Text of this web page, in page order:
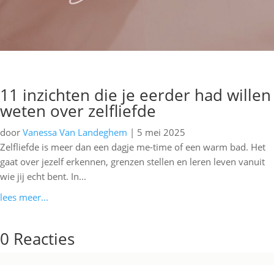
11 inzichten die je eerder had willen
weten over zelfliefde
door Vanessa Van Landeghem | 5 mei 2025
Zelfliefde is meer dan een dagje me-time of een warm bad. Het
gaat over jezelf erkennen, grenzen stellen en leren leven vanuit
wie jij echt bent. In...
lees meer...
0 Reacties